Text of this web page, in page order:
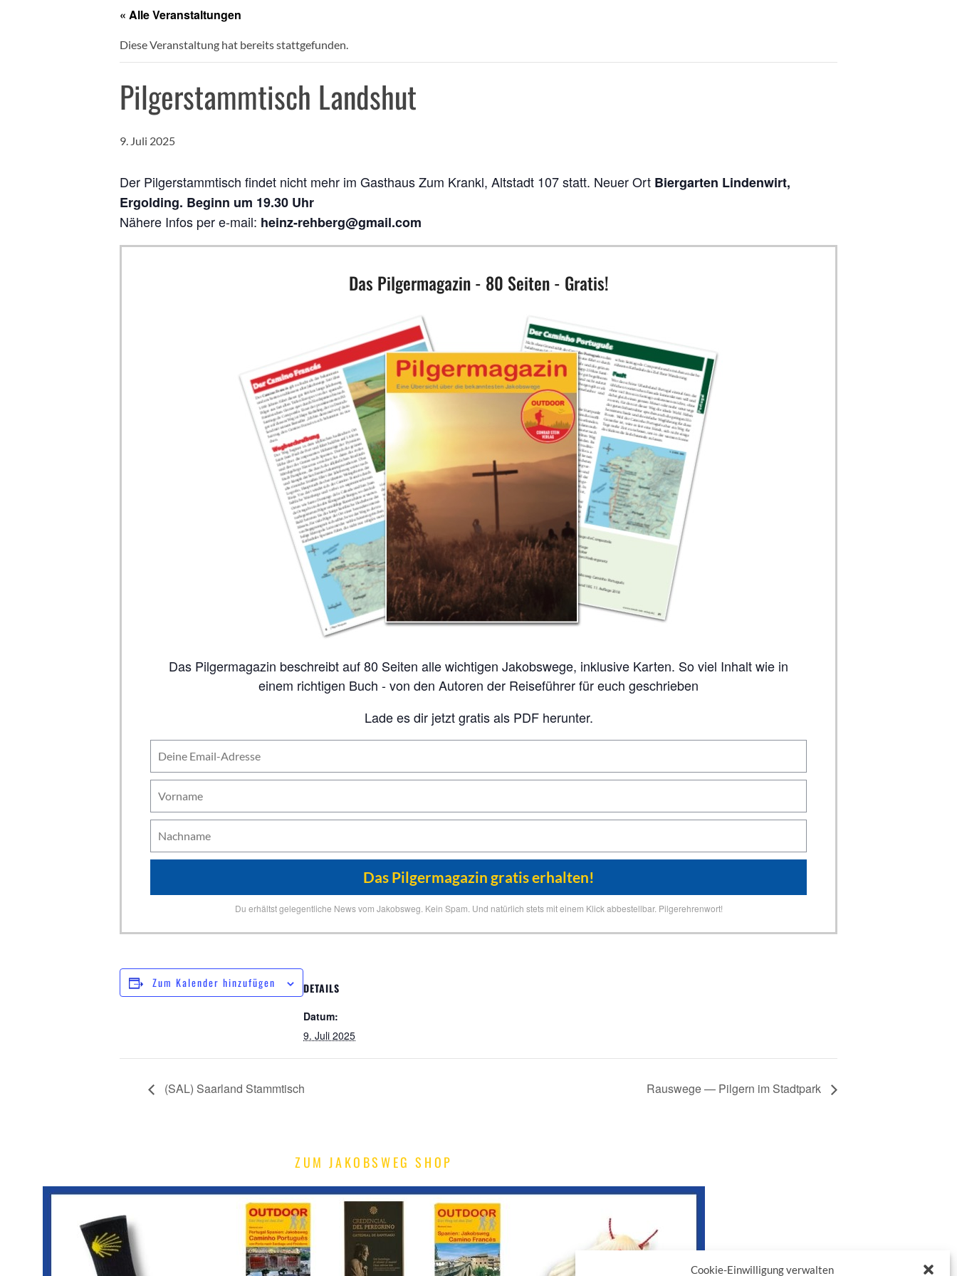
Cookie-Einwilligung verwalten
« Alle Veranstaltungen
Diese Veranstaltung hat bereits stattgefunden.
Pilgerstammtisch Landshut
9. Juli 2025
Der Pilgerstammtisch findet nicht mehr im Gasthaus Zum Krankl, Altstadt 107 statt. Neuer Ort Biergarten Lindenwirt,
Ergolding. Beginn um 19.30 Uhr
Nähere Infos per e-mail: heinz-rehberg@gmail.com
Das Pilgermagazin - 80 Seiten - Gratis!
Das Pilgermagazin beschreibt auf 80 Seiten alle wichtigen Jakobswege, inklusive Karten. So viel Inhalt wie in
einem richtigen Buch - von den Autoren der Reiseführer für euch geschrieben
Lade es dir jetzt gratis als PDF herunter.
Du erhältst gelegentliche News vom Jakobsweg. Kein Spam. Und natürlich stets mit einem Klick abbestellbar. Pilgerehrenwort!
Zum Kalender hinzufügen DETAILS
Datum:
9. Juli 2025
(SAL) Saarland Stammtisch Rauswege — Pilgern im Stadtpark
ZUM JAKOBSWEG SHOP